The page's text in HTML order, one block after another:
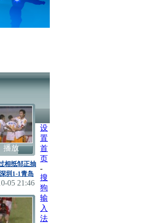
播放
相抵邹正抽
圳1-1青岛
05 21:46
设
置
首
页
-
搜
狗
输
入
法